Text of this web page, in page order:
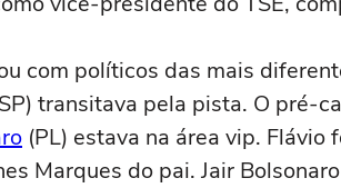
com políticos das mais
transitava pela pista. O pré-
(PL) estava na área vip.
Marques do pai. Jair